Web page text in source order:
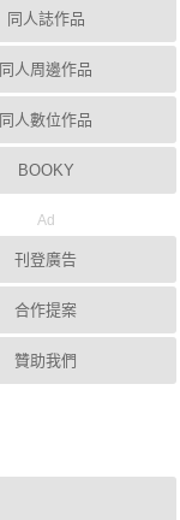
同人誌作品
同人周邊作品
同人數位作品
BOOKY
Ad
刊登廣告
合作提案
贊助我們